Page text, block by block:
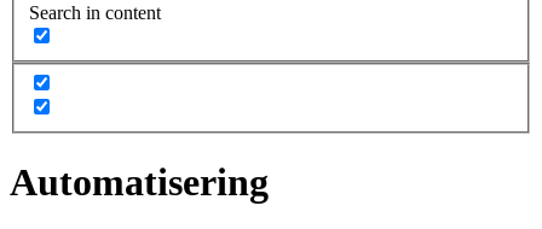
Search in content
Automatisering